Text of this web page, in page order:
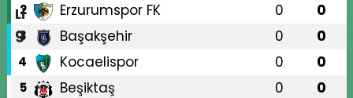
2 Erzurumspor FK 0 0
3 Başakşehir 0 0
4 Kocaelispor 0 0
5 Beşiktaş 0 0